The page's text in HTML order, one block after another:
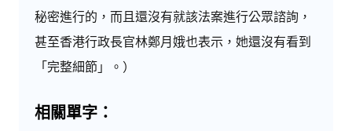
秘密進行的，而且還沒有就該法案進行公眾諮詢，
甚至香港行政長官林鄭月娥也表示，她還沒有看到
「完整細節」。）
相關單字：